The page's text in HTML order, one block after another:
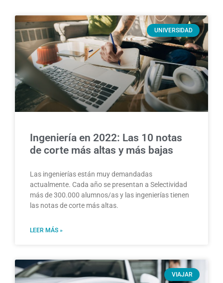
UNIVERSIDAD
Ingeniería en 2022: Las 10 notas
de corte más altas y más bajas
Las ingenierías están muy demandadas
actualmente. Cada año se presentan a Selectividad
más de 300.000 alumnos/as y las ingenierías tienen
las notas de corte más altas.
LEER MÁS »
VIAJAR